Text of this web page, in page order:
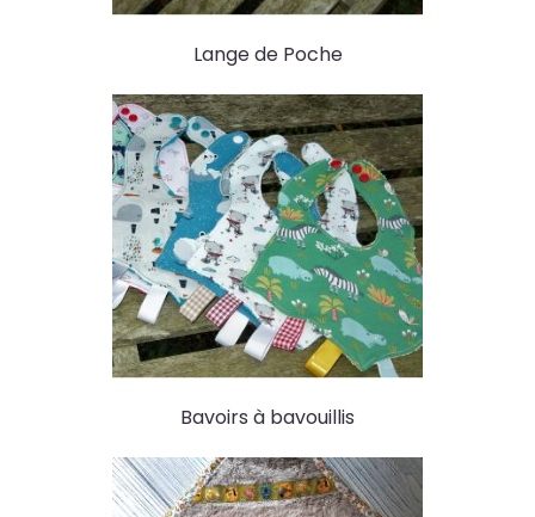
Lange de Poche
Bavoirs à bavouillis